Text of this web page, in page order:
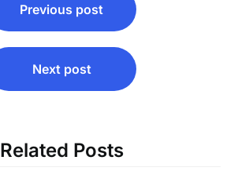
Previous post
Next post
Related Posts